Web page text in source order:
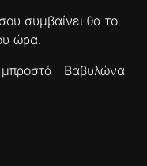
συμβαίνει θα το
ώρα.
Βαβυλώνα